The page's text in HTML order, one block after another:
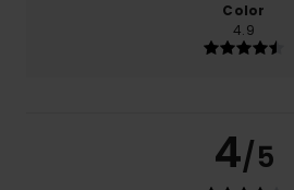
Color
4.9
4/5